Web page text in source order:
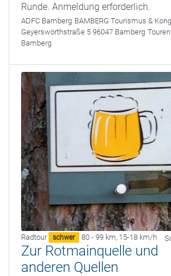
Runde. Anmeldung erforderlich.
ADFC Bamberg BAMBERG Tourismus &
Geyerswörthstraße 5 96047 Bamberg
Bamberg
Radtour schwer 80 - 99 km, 15-18 km/h
Zur Rotmainquelle und
anderen Quellen